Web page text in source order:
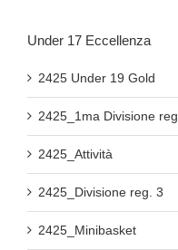
Under 17 Eccellenza
2425 Under 19 Gold
2425_1ma Divisione reg.
2425_Attività
2425_Divisione reg. 3
2425_Minibasket